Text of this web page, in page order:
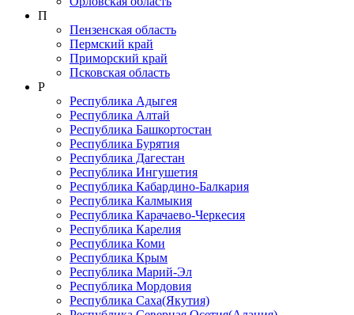
П
Пензенская область
Пермский край
Приморский край
Псковская область
Р
Республика Адыгея
Республика Алтай
Республика Башкортостан
Республика Бурятия
Республика Дагестан
Республика Ингушетия
Республика Кабардино-Балкария
Республика Калмыкия
Республика Карачаево-Черкеcия
Республика Карелия
Республика Коми
Республика Крым
Республика Марий-Эл
Республика Мордовия
Республика Саха(Якутия)